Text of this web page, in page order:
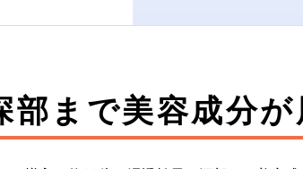
部まで美容成分が